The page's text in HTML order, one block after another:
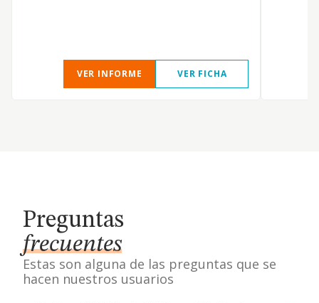
VER INFORME VER FICHA
Preguntas
frecuentes
Estas son alguna de las preguntas que se
hacen nuestros usuarios